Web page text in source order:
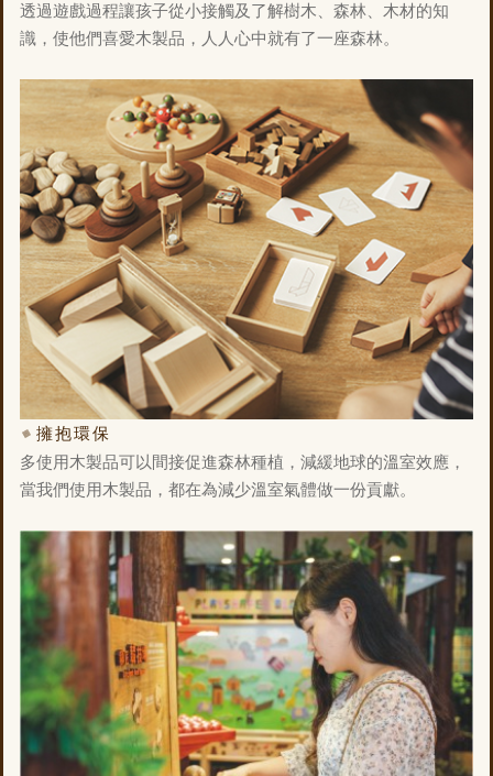
透過遊戲過程讓孩子從小接觸及了解樹木、森林、木材的知
識，使他們喜愛木製品，人人心中就有了一座森林。
擁抱環保
多使用木製品可以間接促進森林種植，減緩地球的溫室效應，
當我們使用木製品，都在為減少溫室氣體做一份貢獻。